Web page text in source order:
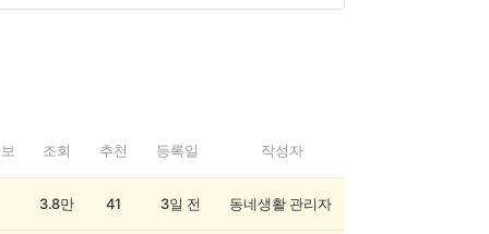
조회 추천 등록일 작성자
3.8만 41 3일 전 동네생활 관리자